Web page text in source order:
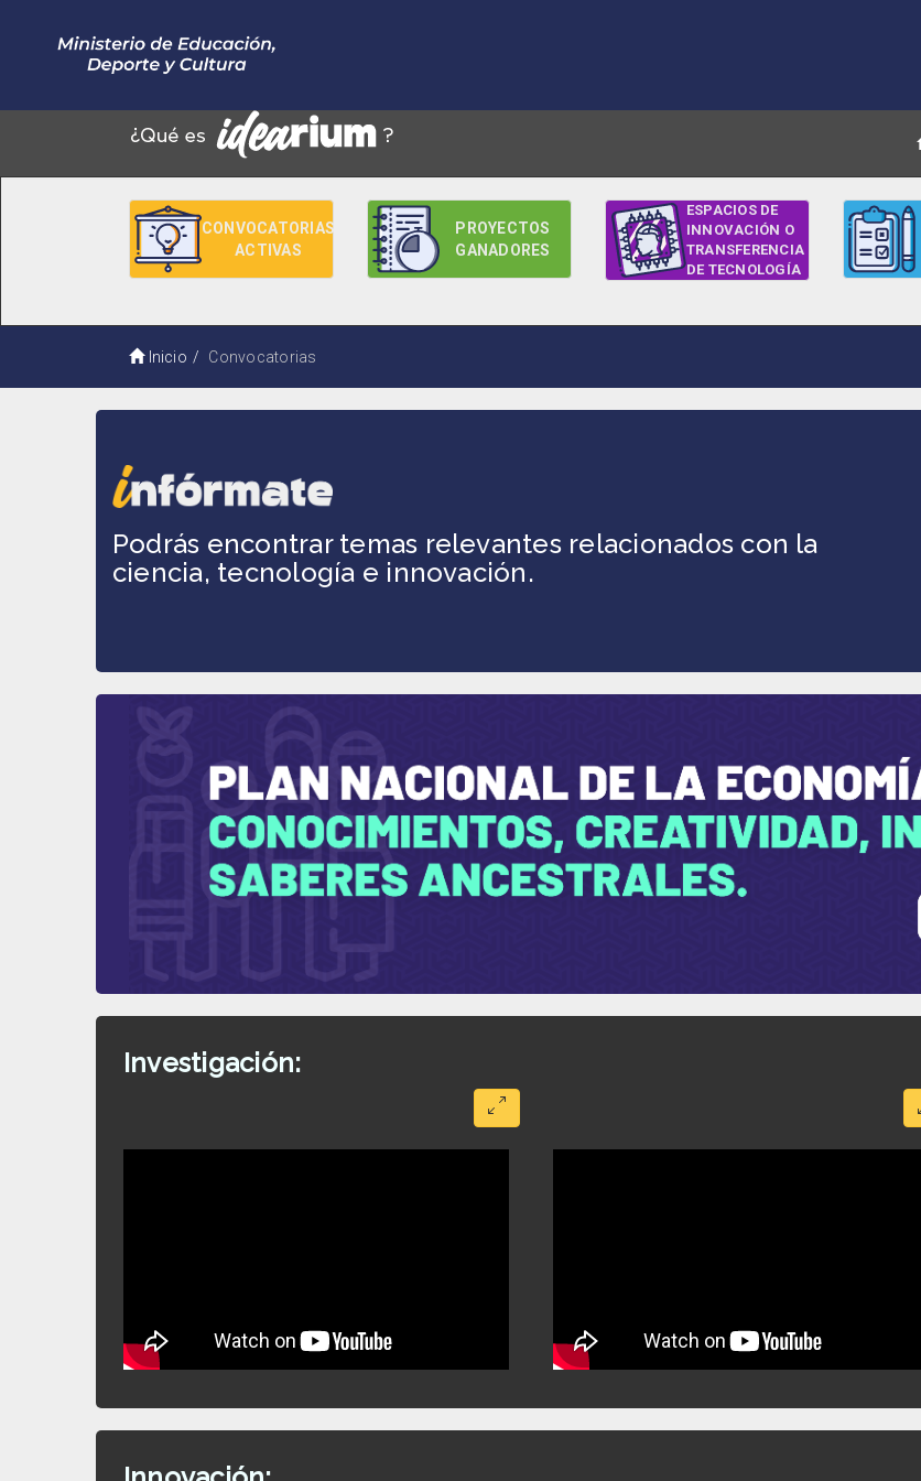
CONVOCATORIAS
ACTIVAS
PROYECTOS
GANADORES
ESPACIOS DE
INNOVACIÓN O
TRANSFERENCIA
DE TECNOLOGÍA
Inicio Convocatorias
Podrás encontrar temas relevantes relacionados con la
ciencia, tecnología e innovación.
Investigación: